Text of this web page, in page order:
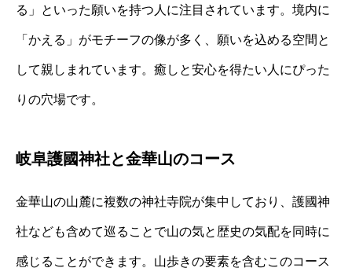
る」といった願いを持つ人に注目されています。境内に
「かえる」がモチーフの像が多く、願いを込める空間と
して親しまれています。癒しと安心を得たい人にぴった
りの穴場です。
岐阜護國神社と金華山のコース
金華山の山麓に複数の神社寺院が集中しており、護國神
社なども含めて巡ることで山の気と歴史の気配を同時に
感じることができます。山歩きの要素を含むこのコース